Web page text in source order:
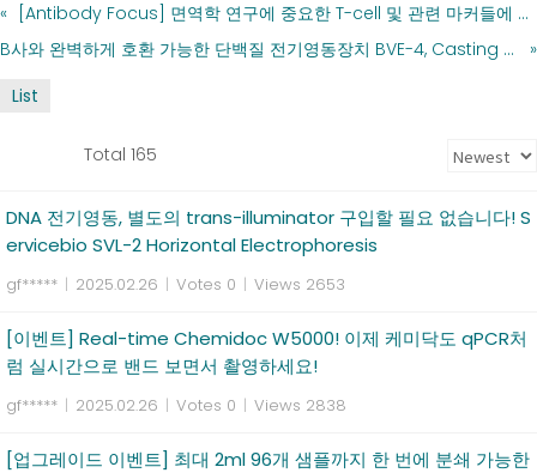
«
[Antibody Focus] 면역학 연구에 중요한 T-cell 및 관련 마커들에 대한 항체들을 소개합니다.
B사와 완벽하게 호환 가능한 단백질 전기영동장치 BVE-4, Casting 장치 포함 백만원 이하! 새창으로 읽기
»
List
Total 165
DNA 전기영동, 별도의 trans-illuminator 구입할 필요 없습니다! S
ervicebio SVL-2 Horizontal Electrophoresis
gf***** | 2025.02.26 | Votes 0 | Views 2653
[이벤트] Real-time Chemidoc W5000! 이제 케미닥도 qPCR처
럼 실시간으로 밴드 보면서 촬영하세요!
gf***** | 2025.02.26 | Votes 0 | Views 2838
[업그레이드 이벤트] 최대 2ml 96개 샘플까지 한 번에 분쇄 가능한